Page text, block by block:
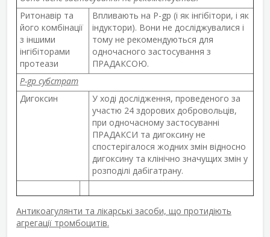
Ритонавір та
його комбінації
з іншими
інгібіторами
протеази
Впливають на Р-gp (і як інгібітори, і як
індуктори). Вони не досліджувалися і
тому не рекомендуються для
одночасного застосування з
ПРАДАКСОЮ.
Р-gp субстрат
Дигоксин
У ході дослідження, проведеного за
участю 24 здорових добровольців,
при одночасному застосуванні
ПРАДАКСИ та дигоксину не
спостерігалося жодних змін відносно
дигоксину та клінічно значущих змін у
розподілі дабігатрану.
Антикоагулянти та лікарські засоби, що протидіють
агрегації тромбоцитів.